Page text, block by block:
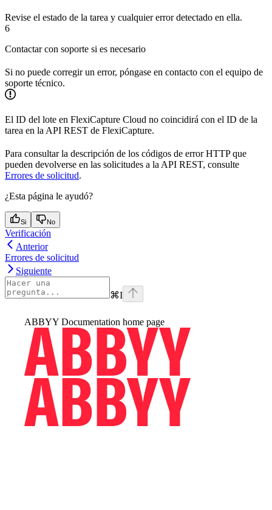
Revise el estado de la tarea y cualquier error detectado en ella.
6
Contactar con soporte si es necesario
Si no puede corregir un error, póngase en contacto con el equipo de
soporte técnico.
El ID del lote en FlexiCapture Cloud no coincidirá con el ID de la
tarea en la API REST de FlexiCapture.
Para consultar la descripción de los códigos de error HTTP que
pueden devolverse en las solicitudes a la API REST, consulte
Errores de solicitud.
¿Esta página le ayudó?
Si No
Verificación
Anterior
Errores de solicitud
Siguiente
⌘I
ABBYY Documentation home page